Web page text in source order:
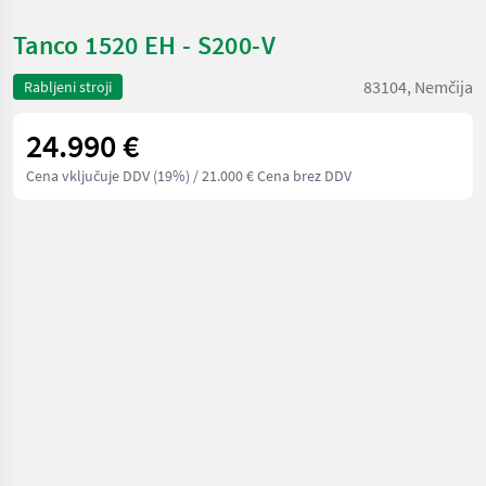
Tanco 1520 EH - S200-V
Rabljeni stroji 83104, Nemčija
24.990 €
Cena vključuje DDV (19%) / 21.000 € Cena brez DDV